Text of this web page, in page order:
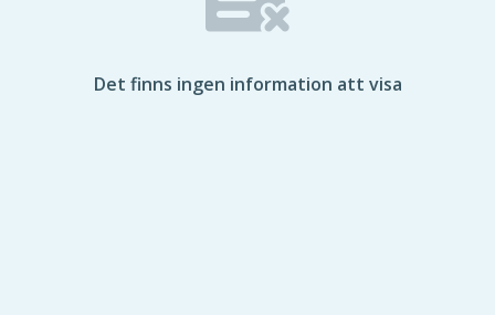
Det finns ingen information att visa